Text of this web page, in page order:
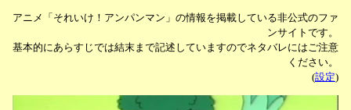
アニメ「それいけ！アンパンマン」の情報を掲載している非公式のファ
ンサイトです。
基本的にあらすじでは結末まで記述していますのでネタバレにはご注意
ください。
(設定)